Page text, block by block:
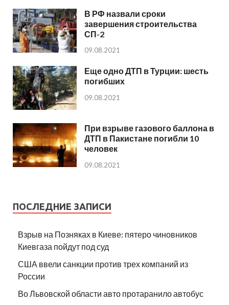
В РФ назвали сроки
завершения строительства
СП-2
09.08.2021
Еще одно ДТП в Турции: шесть
погибших
09.08.2021
При взрыве газового баллона в
ДТП в Пакистане погибли 10
человек
09.08.2021
ПОСЛЕДНИЕ ЗАПИСИ
Взрыв на Позняках в Киеве: пятеро чиновников
Киевгаза пойдут под суд
США ввели санкции против трех компаний из
России
Во Львовской области авто протаранило автобус